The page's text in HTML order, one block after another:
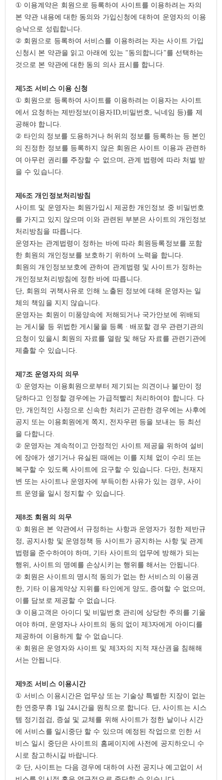
① 이용계약은 회원으로 등록하여 사이트를 이용하려는 자의
본 약관 내용에 대한 동의와 가입신청에 대하여 운영자의 이용
승낙으로 성립합니다.
② 회원으로 등록하여 서비스를 이용하려는 자는 사이트 가입
신청시 본 약관을 읽고 아래에 있는 "동의합니다"를 선택하는
것으로 본 약관에 대한 동의 의사 표시를 합니다.
제5조 서비스 이용 신청
① 회원으로 등록하여 사이트를 이용하려는 이용자는 사이트
에서 요청하는 제반정보(이용자ID,비밀번호, 닉네임 등)를 제
공해야 합니다.
② 타인의 정보를 도용하거나 허위의 정보를 등록하는 등 본인
의 진정한 정보를 등록하지 않은 회원은 사이트 이용과 관련하
여 아무런 권리를 주장할 수 없으며 , 관계 법령에 따라 처벌 받
을 수 있습니다.
제6조 개인정보처리방침
사이트 및 운영자는 회원가입시 제공한 개인정보 중 비밀번호
를 가지고 있지 않으며 이와 관련된 부분은 사이트의 개인정보
처리방침을 따릅니다.
운영자는 관계법령이 정하는 바에 따라 회원등록정보를 포함
한 회원의 개인정보를 보호하기 위하여 노력을 합니다.
회원의 개인정보보호에 관하여 관계법령 및 사이트가 정하는
개인정보처리방침에 정한 바에 따릅니다.
단, 회원의 귀책사유로 인해 노출된 정보에 대해 운영자는 일
체의 책임을 지지 않습니다.
운영자는 회원이 미풍양속에 저해되거나 국가안보에 위배되
는 게시물 등 위법한 게시물을 등록 ·배포할 경우 관련기관의
요청이 있을시 회원의 자료를 열람 및 해당 자료를 관련기관에
제출할 수 있습니다.
제7조 운영자의 의무
① 운영자는 이용회원으로부터 제기되는 의견이나 불만이 정
당하다고 인정할 경우에는 가급적빨리 처리하여야 합니다. 다
만,개인적인 사정으로 신속한 처리가 곤란한 경우에는 사후에
공지 또는 이용회원에게 쪽지 , 전자우편 등을 보내는 등 최선
을 다합니다.
② 운영자는 계속적이고 안정적인 사이트 제공을 위하여 설비
에 장애가 생기거나 유실된 때에는 이를 지체 없이 수리 또는
복구할 수 있도록 사이트에 요구할 수 있습니다. 다만, 천재지
변 또는 사이트나 운영자에 부득이한 사유가 있는 경우, 사이
트 운영을 일시 정지할 수 있습니다.
제8조 회원의 의무
① 회원은 본 약관에서 규정하는 사항과 운영자가 정한 제반규
정 , 공지사항 및 운영정책 등 사이트가 공지하는 사항 및 관계
법령을 준수하여야 하며 , 기타 사이트의 업무에 방해가 되는
행위 ,사이트의 명예를 손상시키는 행위를 해서는 안됩니다.
② 회원은 사이트의 명시적 동의가 없는 한 서비스의 이용권
한, 기타 이용계약상 지위를 타인에게 양도, 증여할 수 없으며 ,
이를 담보로 제공할 수 없습니다.
③ 이용고객은 아이디 및 비밀번호 관리에 상당한 주의를 기울
여야 하며 , 운영자나 사이트의 동의 없이 제3자에게 아이디를
제공하여 이용하게 할 수 없습니다.
④ 회원은 운영자와 사이트 및 제 3자의 지적 재산권을 침해해
서는 안됩니다.
제9조 서비스 이용시간
① 서비스 이용시간은 업무상 또는 기술상 특별한 지장이 없는
한 연중무휴 1일 24시간을 원칙으로 합니다. 단,사이트는 시스
템 정기점검 , 증설 및 교체를 위해 사이트가 정한 날이나 시간
에 서비스를 일시중단 할 수 있으며 예정된 작업으로 인한 서
비스 일시 중단은 사이트의 홈페이지에 사전에 공지하오니 수
시로 참고하시길 바랍니다.
② 단,사이트는 다음 경우에 대하여 사전 공지나 예고없이 서